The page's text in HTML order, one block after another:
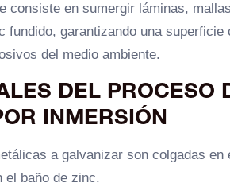
consiste en sumergir láminas,
fundido, garantizando una
del medio ambiente.
DEL PROCESO
INMERSIÓN
a galvanizar son colgadas
el baño de zinc.